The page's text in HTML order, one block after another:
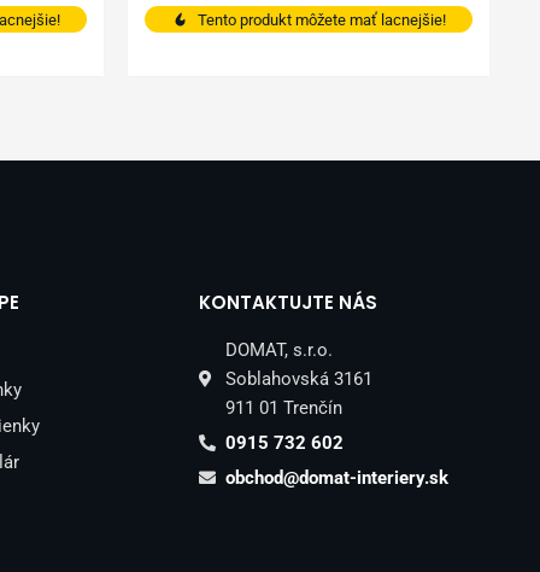
Tento produkt môžete mať lacnejšie!
KONTAKTUJTE NÁS
DOMAT, s.r.o.
Soblahovská 3161
911 01 Trenčín
0915 732 602
obchod@domat-interiery.sk